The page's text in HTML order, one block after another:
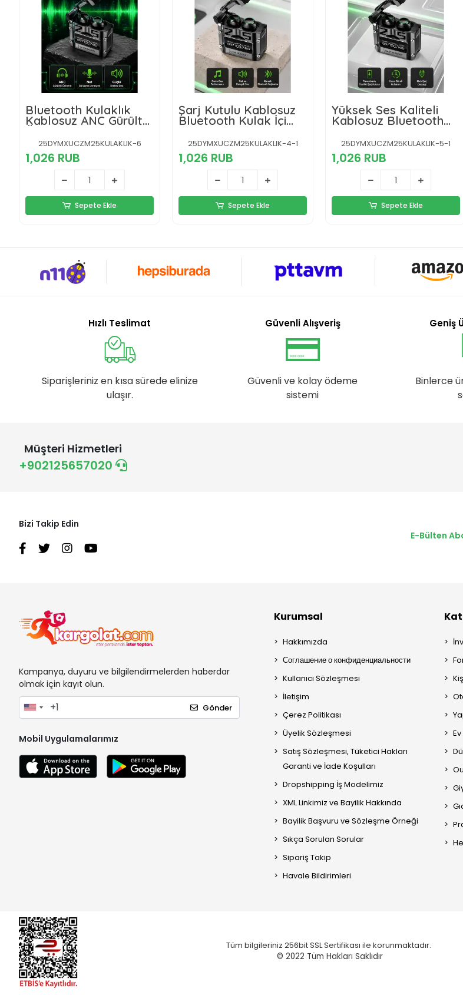
Bluetooth Kulaklık
Kablosuz ANC Gürültü
Önleyici Stereo Ses
Yeni Nesil
25DYMXUCZM25KULAKLIK-6
1,026 RUB
Sepete Ekle
Şarj Kutulu Kablosuz
Bluetooth Kulak İçi
Nesil
25DYMXUCZM25KULAKLIK-4-1
1,026 RUB
Sepete Ekle
Yüksek Ses Kaliteli
Kablosuz Bluetooth
Dayanıklı Yeni Nesil
25DYMXUCZM25KULAKLIK-5-1
1,026 RUB
Sepete Ekle
Hızlı Teslimat
Siparişleriniz en kısa sürede elinize
ulaşır.
Güvenli Alışveriş
Güvenli ve kolay ödeme
sistemi
Geniş
Binlerce
Müşteri Hizmetleri
+902125657020
Bizi Takip Edin
E-Bülten
Kampanya, duyuru ve bilgilendirmelerden haberdar
olmak için kayıt olun.
Gönder
Mobil Uygulamalarımız
Kurumsal
Hakkımızda
Соглашение о конфиденциальности
Kullanıcı Sözleşmesi
İletişim
Çerez Politikası
Üyelik Sözleşmesi
Satış Sözleşmesi, Tüketici Hakları
Garanti ve İade Koşulları
Dropshipping İş Modelimiz
XML Linkimiz ve Bayilik Hakkında
Bayilik Başvuru ve Sözleşme Örneği
Sıkça Sorulan Sorular
Sipariş Takip
Havale Bildirimleri
Tüm bilgileriniz 256bit SSL Sertifikası ile korunmaktadır.
© 2022 Tüm Hakları Saklıdır